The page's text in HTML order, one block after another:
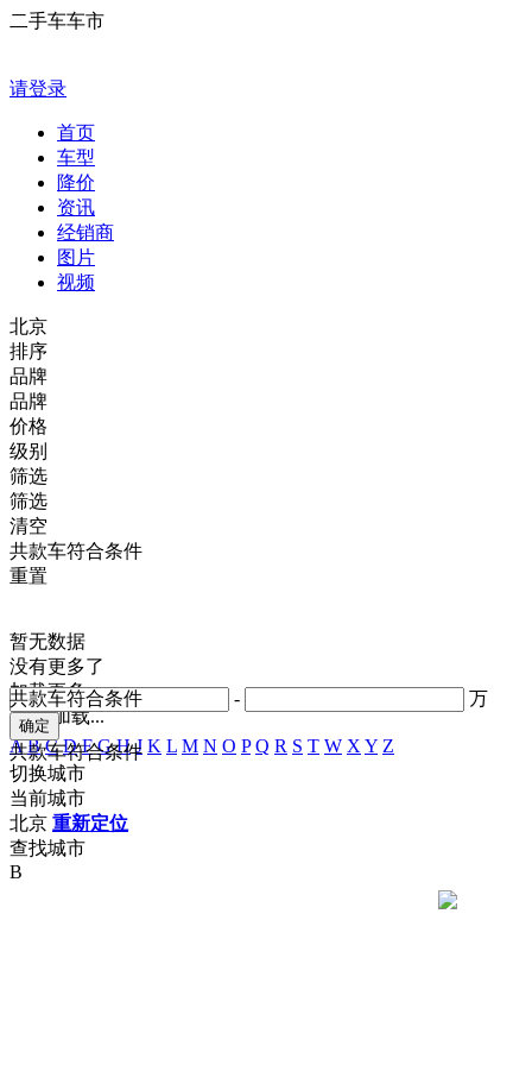
二手车车市
请登录
首页
车型
降价
资讯
经销商
图片
视频
北京
排序
品牌
品牌
价格
- 万
共款车符合条件
级别
共款车符合条件
筛选
筛选
清空
共款车符合条件
重置
暂无数据
没有更多了
加载更多
正在加载...
A B C D F G H J K L M N O P Q R S T W X Y Z
切换城市
当前城市
北京 重新定位
查找城市
B